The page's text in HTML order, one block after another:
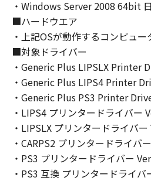
せん。
４．所有権
「本ソフトウェア」に係る
は、その内容によりキヤノ
ライセンサーに帰属します。
５．輸出
お客様は、日本国政府また
より必要な許可等を得るこ
トウェア」の全部または一
接に輸出してはなりません
・Windows Server 2008 64bit
■ハードウエア
・上記OSが動作するコンピュー
■対象ドライバー
・Generic Plus LIPSLX Printer
・Generic Plus LIPS4 Printer
・Generic Plus PS3 Printer
・LIPS4 プリンタードライバー
・LIPSLX プリンタードライバ
・CARPS2 プリンタードライバ
・PS3 プリンタードライバー
・PS3 互換 プリンタードライバ